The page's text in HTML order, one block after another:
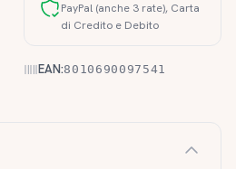
PayPal (anche 3 rate), Carta
di Credito e Debito
EAN:8010690097541